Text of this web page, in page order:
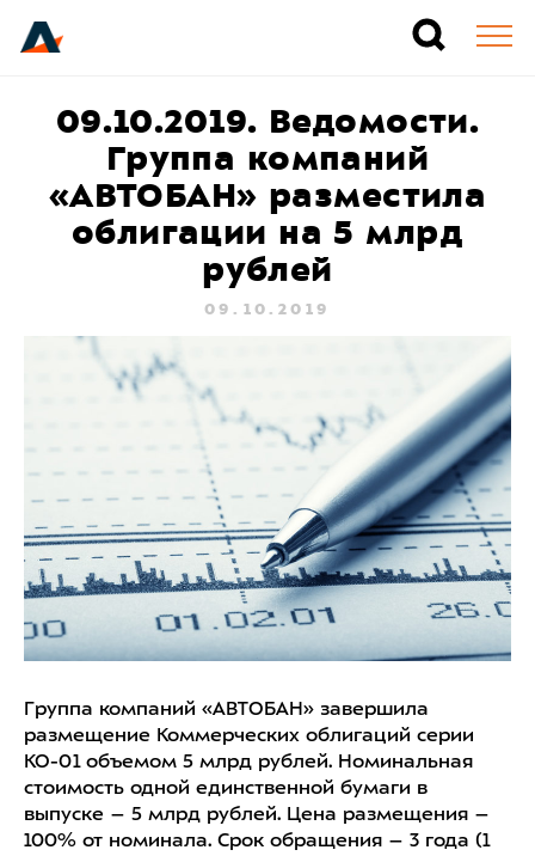
09.10.2019. Ведомости.
Группа компаний
«АВТОБАН» разместила
облигации на 5 млрд
рублей
09.10.2019
Группа компаний «АВТОБАН» завершила
размещение Коммерческих облигаций серии
КО-01 объемом 5 млрд рублей. Номинальная
стоимость одной единственной бумаги в
выпуске – 5 млрд рублей. Цена размещения –
100% от номинала. Срок обращения – 3 года (1